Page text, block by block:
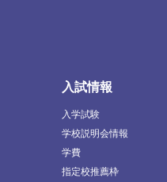
入試情報
入学試験
学校説明会情報
学費
指定校推薦枠